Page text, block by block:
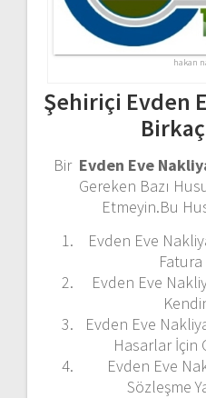
hakan
Şehiriçi Evden
Bir Evden Eve
Gereken Bazı
Etmeyin.Bu
Evden Eve
Evden Eve
Evden Eve
Hasarlar İçin
Evden Eve
Sözleşme